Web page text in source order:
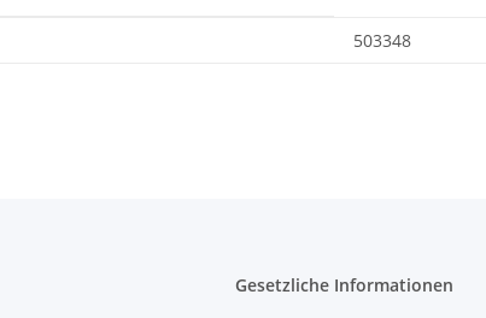
503348
Gesetzliche Informationen